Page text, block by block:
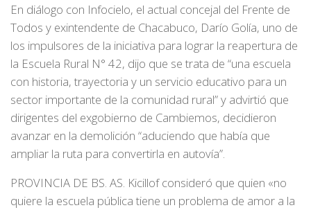
En diálogo con Infocielo, el actual concejal del Frente de
Todos y exintendente de Chacabuco, Darío Golía, uno de
los impulsores de la iniciativa para lograr la reapertura de
la Escuela Rural N° 42, dijo que se trata de “una escuela
con historia, trayectoria y un servicio educativo para un
sector importante de la comunidad rural” y advirtió que
dirigentes del exgobierno de Cambiemos, decidieron
avanzar en la demolición “aduciendo que había que
ampliar la ruta para convertirla en autovía”.
PROVINCIA DE BS. AS. Kicillof consideró que quien «no
quiere la escuela pública tiene un problema de amor a la